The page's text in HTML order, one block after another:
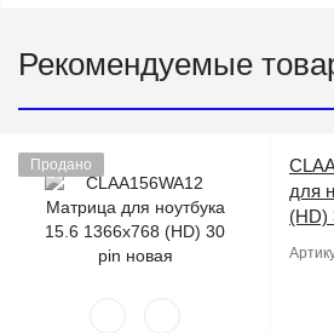
Рекомендуемые
Продано
для
(HD)